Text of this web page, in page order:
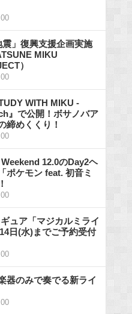
震」復興支援企画実施
MIKU
）
WITH MIKU -
』で公開！ボサノバア
締めくくり！
12.0のDay2ヘ
ポケモン feat. 初音ミ
ュア「マジカルミライ
日(水)までご予約受付
器のみで奏でる新ライ